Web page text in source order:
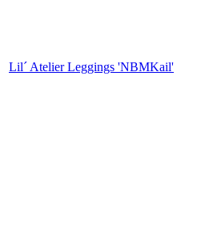
Lil´ Atelier Leggings 'NBMKail'